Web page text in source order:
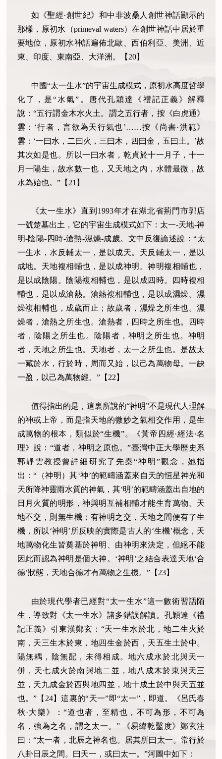
如《聖經·創世紀》和中非波桑人創世神話顯示的
那樣，原初水（primeval waters）在創世神話中居於重
要地位，原初水神話遍佈北歐、西伯利亞、美洲、近
東、印度、東南亞、大洋洲。【 20】
中國“太一生水”的宇宙生成模式，原初水高度哲學
化了，是“水氣”。唐代孔穎達《禮記正義》解釋
說：“五行謂金木水火土。謂之五行者，按《白虎通》
雲：‘行者，言欲為天行氣也’……按《尚書·洪範》
雲：‘一曰水，二曰火，三曰木，四曰金，五曰土。’故
其次如是也。所以一曰水者，乾貞於十一月子，十一
月一陽生，故水數一也，又天地之內，水體最微，故
水為始也。”【 21 】
《太一生水》直到 1993年才在湖北省荊門市郭店
一號楚墓出土，它的宇宙生成模式如下：太一-天地-神
明-陰陽- 四時-滄熱-濕燥-成歲。文中反復論述說：“太
一生水，水反輔太一，是以成天。天反輔太一，是以
成地。天地複相輔也，是以成神明。神明複相輔也，
是以成陰陽。陰陽複相輔也，是以成四時。四時複相
輔也，是以成滄熱。滄熱複相輔也，是以成濕燥。濕
燥複相輔也，成歲而止；故歲者，濕燥之所生也。濕
燥者，滄熱之所生也。滄熱者，四時之所生也。四時
者，陰陽之所生也。陰陽者，神明之所生也。神明
者，天地之所生也。天地者，太一之所生也。是故太
一藏於水，行於時，周而又始，以己為萬物母。一缺
一盈，以己為萬物經。”【 22 】
值得指出的是，這裏所說的“神明”不是現代人理解
的神或上帝，而是指天地的微妙之氣相交作用，是生
成萬物的根本，類似於“生機”。《黃帝四經·經法·名
理》說：“道者，神明之原也。”臺灣中正大學歷史系
郭靜雲教授曾詳細研究了先秦“神明”觀念，她指
出：“（神明）其‘神’的範疇涵蓋來自天的恒星神光和
天所降神靈雨水質的神氣，其‘明’的範疇涵蓋出自地的
日月火質的明形，神與明互補相輔才能生育萬物。天
地不交，則無生機；有神明之交，天地之間便有了生
機，所以‘神明’所反映的實際是古人的‘生機’概念，天
地萬物化生皆奠基於神明、由神明來決定，但絕不能
因此而認為神明是個大神。‘神明’之結合表達天地‘合
德’狀態，天地合德才有萬物之生機。”【 23】
由於現代學者已經對“太一生水”這一數術習語陌
生，導致對《太一生水》諸多錯誤解讀。 孔穎達《禮
記正義》引東漢鄭玄：“天一生水於北，地二生火於
南，天三生木於東，地四生金於西，天五生土於中。
陽無耦，陰無配，未得相成。地六成水於北與天一
併，天七成火於南與地二並，地八成木於東與天三
並，天九成金於西與地四並，地十成土於中與天五並
也。”【24】這裏的“天一”即“太一”，即道。《呂氏春
秋·大樂》：“道也者，至精也，不可為形，不可為
名，強為之名，謂之太一。” 《易緯乾鑿度》鄭玄注
曰：“太一者，北辰之神名也。居其所曰太一。常行於
八卦日辰之間。曰天一，或曰太一。”河圖中如下：